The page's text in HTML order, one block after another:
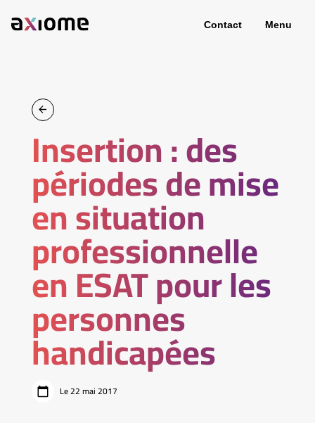
Contact Menu
Insertion : des
périodes de mise
en situation
professionnelle
en ESAT pour les
personnes
handicapées
Le 22 mai 2017